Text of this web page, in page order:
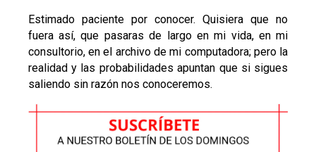
Estimado paciente por conocer. Quisiera que no
fuera así, que pasaras de largo en mi vida, en mi
consultorio, en el archivo de mi computadora; pero la
realidad y las probabilidades apuntan que si sigues
saliendo sin razón nos conoceremos.